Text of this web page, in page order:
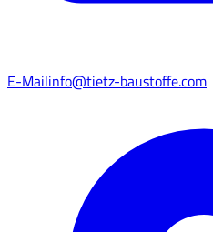
E-Mailinfo@tietz-baustoffe.com